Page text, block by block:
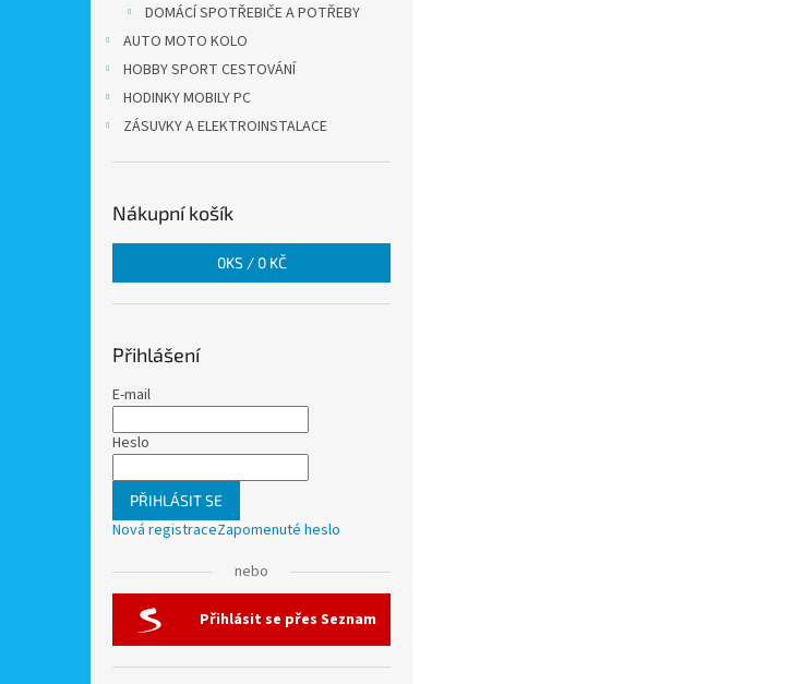
DOMÁCÍ SPOTŘEBIČE A POTŘEBY
AUTO MOTO KOLO
HOBBY SPORT CESTOVÁNÍ
HODINKY MOBILY PC
ZÁSUVKY A ELEKTROINSTALACE
Nákupní košík
0KS / 0 KČ
Přihlášení
E-mail
Heslo
PŘIHLÁSIT SE
Nová registraceZapomenuté heslo
nebo
Přihlásit se přes Seznam